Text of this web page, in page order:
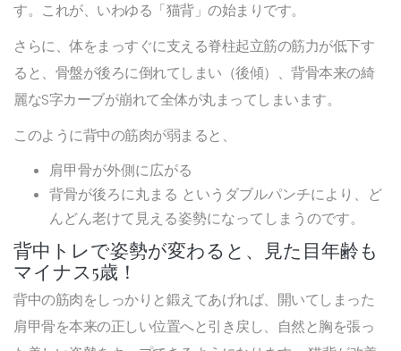
す。これが、いわゆる「猫背」の始まりです。
さらに、体をまっすぐに支える脊柱起立筋の筋力が低下す
ると、骨盤が後ろに倒れてしまい（後傾）、背骨本来の綺
麗なS字カーブが崩れて全体が丸まってしまいます。
このように背中の筋肉が弱まると、
肩甲骨が外側に広がる
背骨が後ろに丸まる というダブルパンチにより、ど
んどん老けて見える姿勢になってしまうのです。
背中トレで姿勢が変わると、見た目年齢も
マイナス5歳！
背中の筋肉をしっかりと鍛えてあげれば、開いてしまった
肩甲骨を本来の正しい位置へと引き戻し、自然と胸を張っ